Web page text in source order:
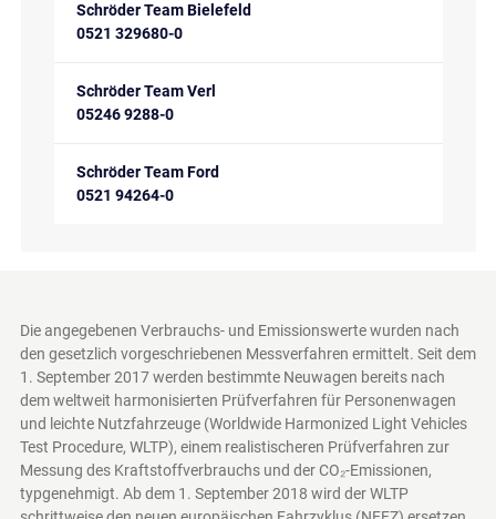
Schröder Team Bielefeld
0521 329680-0
Schröder Team Verl
05246 9288-0
Schröder Team Ford
0521 94264-0
Die angegebenen Verbrauchs- und Emissionswerte wurden nach
den gesetzlich vorgeschriebenen Messverfahren ermittelt. Seit dem
1. September 2017 werden bestimmte Neuwagen bereits nach
dem weltweit harmonisierten Prüfverfahren für Personenwagen
und leichte Nutzfahrzeuge (Worldwide Harmonized Light Vehicles
Test Procedure, WLTP), einem realistischeren Prüfverfahren zur
Messung des Kraftstoffverbrauchs und der CO₂-Emissionen,
typgenehmigt. Ab dem 1. September 2018 wird der WLTP